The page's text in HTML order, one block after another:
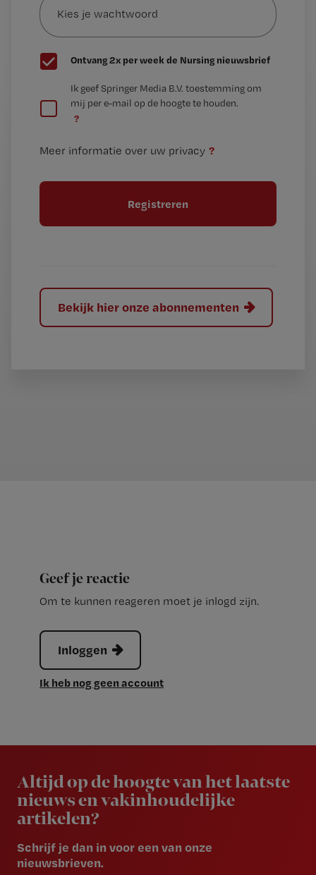
je
wachtwoord
G
e
t
Ontvang 2x per week de Nursing nieuwsbrief
e
t
l
Ik geef Springer Media B.V. toestemming om
mij per e-mail op de hoogte te houden.
?
Meer informatie over uw privacy ?
Bekijk hier onze abonnementen
Geef je reactie
Om te kunnen reageren moet je inlogd zijn.
Inloggen
Ik heb nog geen account
Altijd op de hoogte van het laatste
nieuws en vakinhoudelijke
artikelen?
Schrijf je dan in voor een van onze
nieuwsbrieven.